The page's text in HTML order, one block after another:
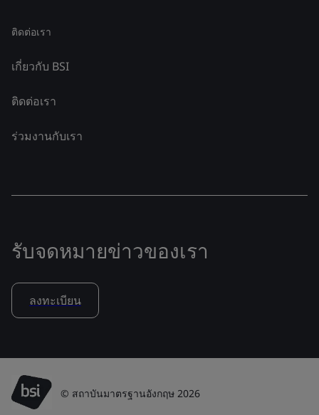
ติดต่อเรา
เกี่ยวกับ BSI
ติดต่อเรา
ร่วมงานกับเรา
รับจดหมายข่าวของเรา
ลงทะเบียน
© สถาบันมาตรฐานอังกฤษ 2026